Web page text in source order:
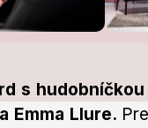
má za
s
Emma Llure.